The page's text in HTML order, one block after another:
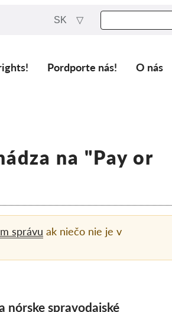
SK
Pordporte nás! O nás
na "Pay or
správu ak niečo nie je v
nórske spravodajské